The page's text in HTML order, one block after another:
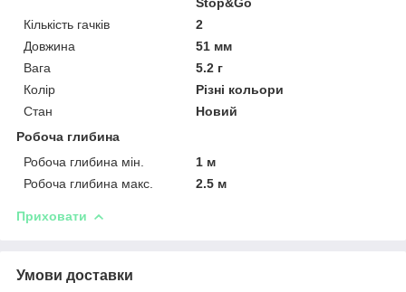
Кількість гачків
2
Довжина
51 мм
Вага
5.2 г
Колір
Різні кольори
Стан
Новий
Робоча глибина
Робоча глибина мін.
1 м
Робоча глибина макс.
2.5 м
Приховати
Умови доставки